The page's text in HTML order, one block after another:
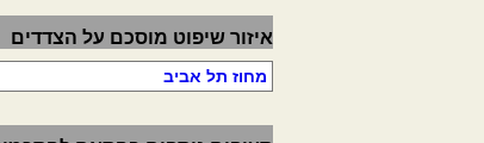
איזור שיפוט מוסכם על הצדדים